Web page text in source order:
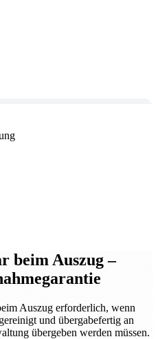
beim Auszug–
Auszug erforderlich, wenn
und übergabefertig an
übergeben werden müssen.